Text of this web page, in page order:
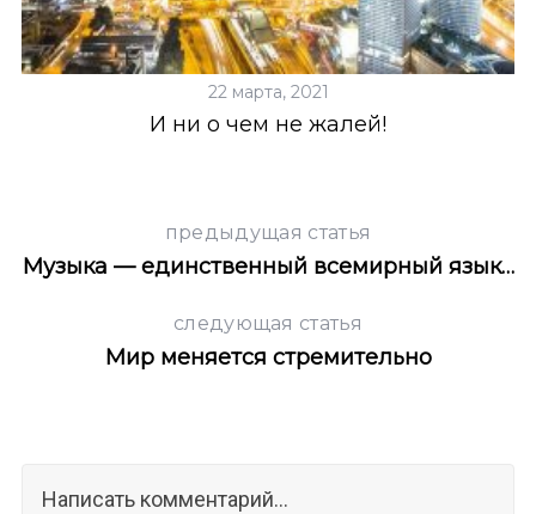
22 марта, 2021
И ни о чем не жалей!
предыдущая статья
Музыка — единственный всемирный язык…
следующая статья
Мир меняется стремительно